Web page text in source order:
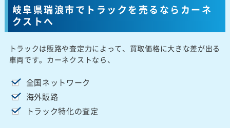
岐阜県瑞浪市でトラックを売るならカーネ
クストへ
トラックは販路や査定力によって、買取価格に大きな差が出る
車両です。カーネクストなら、
全国ネットワーク
海外販路
トラック特化の査定